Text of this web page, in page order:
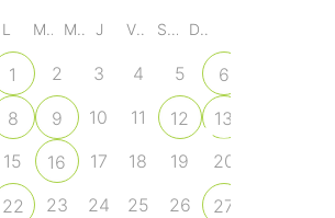
L J S
1 2 3 4 5 6
8
9 10 11 12 13
15
16 17 18 19 20
22
23 24 25 26 27